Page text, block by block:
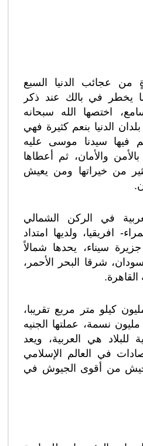
من عجائب الدنيا السبع
يخطر في بالك عند ذكر
اختصها الله سبحانه
الدنيا بنعم كثيرة فهي
فيها سيدنا موسى عليه
والأمان، ثم أعطاها
من خيراتها ومن يعيش
في الركن الشمالي
افريقيا، ولديها امتداد
سيناء، يحدها شمالاً
شرقا البحر الأحمر،
القاهرة.
كيلو متر مربع تقريبا،
يسكنها ما يزيد عن 100 مليون نسمة، عملتها الجنيه
للبلاد هي العربية، ويعد
في العالم الإسلامي
جيش من أقوى الجيوش في